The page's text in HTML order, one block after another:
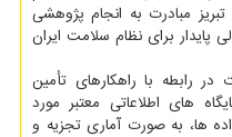
مبادرت به انجام پژوهشی
پایدار برای نظام سلامت ایران
در رابطه با راهکارهای تأمین
های اطلاعاتی معتبر مورد
ها، به صورت آماری تجزیه و